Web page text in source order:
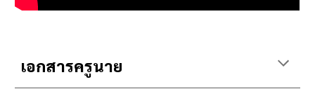
เอกสารครูนาย